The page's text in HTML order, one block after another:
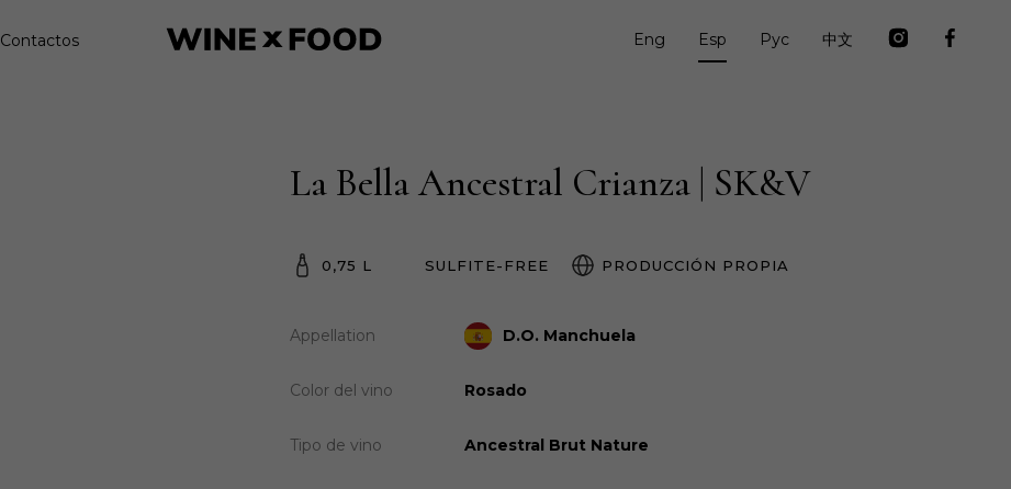
Contactos 中文
Рус
Esp
Eng
La Bella Ancestral Crianza | SK&V
0,75 L SULFITE-FREE PRODUCCIÓN PROPIA
Appellation D.O. Manchuela
Color del vino Rosado
Tipo de vino Ancestral Brut Nature